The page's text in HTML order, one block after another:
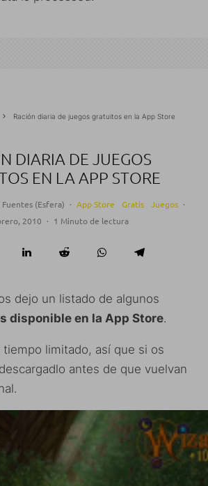
Ración diaria de juegos gratuitos en la App Store
DIARIA DE JUEGOS
EN LA APP STORE
(Esfera) · App Store Gratis Juegos ·
2010 · 1 Minuto de lectura
dejo un listado de algunos
disponible en la App Store.
limitado, así que si os
antes de que vuelvan